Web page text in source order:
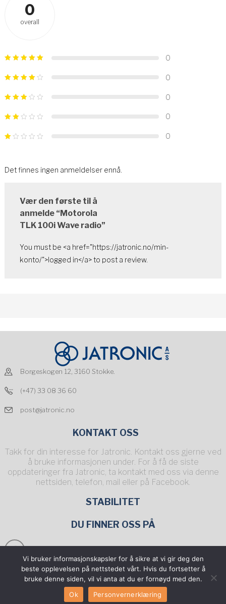
0
overall
0
0
0
0
0
Det finnes ingen anmeldelser ennå.
Vær den første til å
anmelde “Motorola
TLK 100i Wave radio”
You must be <a href="https://jatronic.no/min-
konto/">logged in</a> to post a review.
Borgeskogen 12, 3160 Stokke.
(+47) 33 08 36 60
post@jatronic.no
KONTAKT OSS
Takk for din interesse for Jatronic. Kontakt oss gjerne ved
å bruke informasjonen under. For å få de siste
oppdateringer fra Jatronic, ta kontakt med oss via denne
nettsiden, telefon, mail eller på Facebook.
STABILITET
DU FINNER OSS PÅ
Fyll ut SERVICESKJEMA
Ønsker du å være forhandler?
Vi bruker informasjonskapsler for å sikre at vi gir deg den
beste opplevelsen på nettstedet vårt. Hvis du fortsetter å
bruke denne siden, vil vi anta at du er fornøyd med den.
Ok
Personvernerklæring